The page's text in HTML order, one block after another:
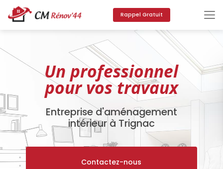
au
contenu
principal
Rappel Gratuit
Un professionnel
pour vos travaux
Entreprise d'aménagement
intérieur à Trignac
Contactez-nous